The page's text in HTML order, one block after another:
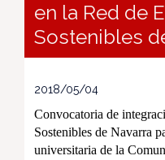
en la Red de
Sostenibles
2018/05/04
Convocatoria de
Sostenibles de Navarra
universitaria de la